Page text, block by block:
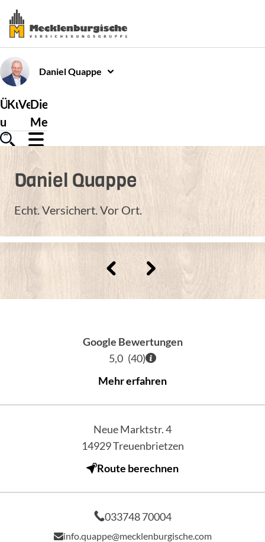
DanielQuappe
Über
uns
Kundenservice
Versicherungen
Die
Mecklenburgische
Daniel Quappe
Echt. Versichert. Vor Ort.
Google Bewertungen
5,0 (40)
Mehr erfahren
Neue Marktstr. 4
14929Treuenbrietzen
Route berechnen
033748 70004
info.quappe@mecklenburgische.com